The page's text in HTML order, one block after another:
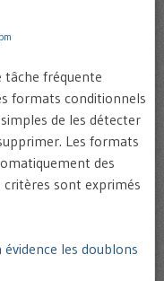
tâche fréquente
formats conditionnels
de les détecter
Les formats
des
critères sont exprimés
évidence les doublons